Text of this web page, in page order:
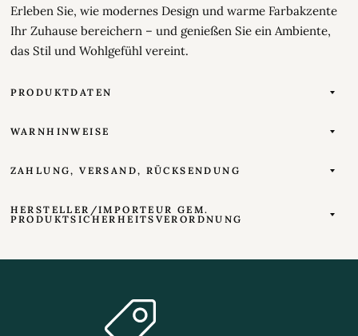
Erleben Sie, wie modernes Design und warme Farbakzente
Ihr Zuhause bereichern – und genießen Sie ein Ambiente,
das Stil und Wohlgefühl vereint.
PRODUKTDATEN
WARNHINWEISE
ZAHLUNG, VERSAND, RÜCKSENDUNG
HERSTELLER/IMPORTEUR GEM.
PRODUKTSICHERHEITSVERORDNUNG